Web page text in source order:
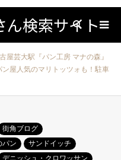
検索サイト検索
屋芸大駅『パン工房 マナの森』
屋人気のマリトッツォも！駐車
街角ブログ
パン
サンドイッチ
デニッシュ・クロワッサン